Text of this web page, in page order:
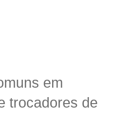
em
trocadores de